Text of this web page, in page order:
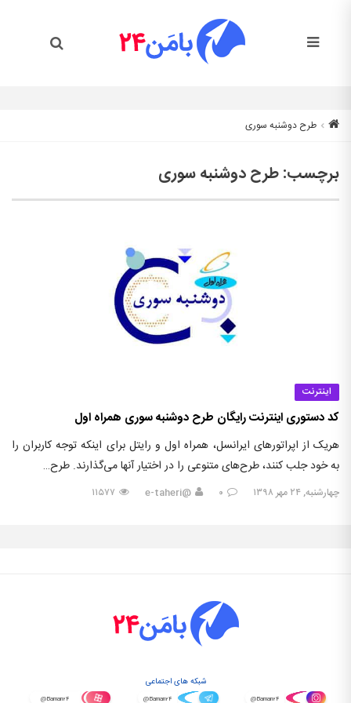
طرح دوشنبه سوری
برچسب:طرح دوشنبه سوری
اینترنت
کد دستوری اینترنت رایگان طرح دوشنبه سوری همراه اول
هریک از اپراتورهای ایرانسل، همراه اول و رایتل برای اینکه توجه کاربران را
به خود جلب کنند، طرح‌های متنوعی را در اختیار آنها می‌گذارند. طرح…
چهارشنبه, ۲۴ مهر ۱۳۹۸ ۰ @e-taheri ۱۱۵۷۷
شبکه های اجتماعی
@Baman۲۴ @Baman۲۴ @Baman۲۴